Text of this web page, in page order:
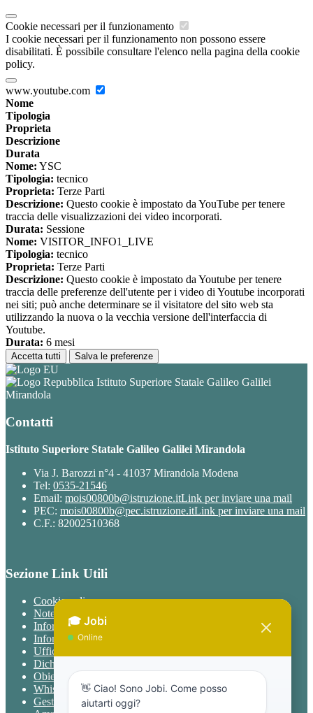
Cookie necessari per il funzionamento
I cookie necessari per il funzionamento non possono essere
disabilitati. È possibile consultare l'elenco nella pagina della cookie
policy.
www.youtube.com
Nome
Tipologia
Proprieta
Descrizione
Durata
Nome: YSC
Tipologia: tecnico
Proprieta: Terze Parti
Descrizione: Questo cookie è impostato da YouTube per tenere
traccia delle visualizzazioni dei video incorporati.
Durata: Sessione
Nome: VISITOR_INFO1_LIVE
Tipologia: tecnico
Proprieta: Terze Parti
Descrizione: Questo cookie è impostato da Youtube per tenere
traccia delle preferenze dell'utente per i video di Youtube incorporati
nei siti; può anche determinare se il visitatore del sito web sta
utilizzando la nuova o la vecchia versione dell'interfaccia di
Youtube.
Durata: 6 mesi
Accetta tutti Salva le preferenze
Istituto Superiore Statale Galileo Galilei
Mirandola
Contatti
Istituto Superiore Statale Galileo Galilei Mirandola
Via J. Barozzi n°4 - 41037 Mirandola Modena
Tel: 0535-21546
Email: mois00800b@istruzione.itLink per inviare una mail
PEC: mois00800b@pec.istruzione.itLink per inviare una mail
C.F.: 82002510368
Sezione Link Utili
Cookie policy
Note legali
Informativa Privacy
Informativa Privacy chatbot Jobi
Ufficio Relazioni con il Pubblico
Dichiarazione di accessibilità
Obiettivi di accessibilità
Whistleblowing
Gestione consensi cookie